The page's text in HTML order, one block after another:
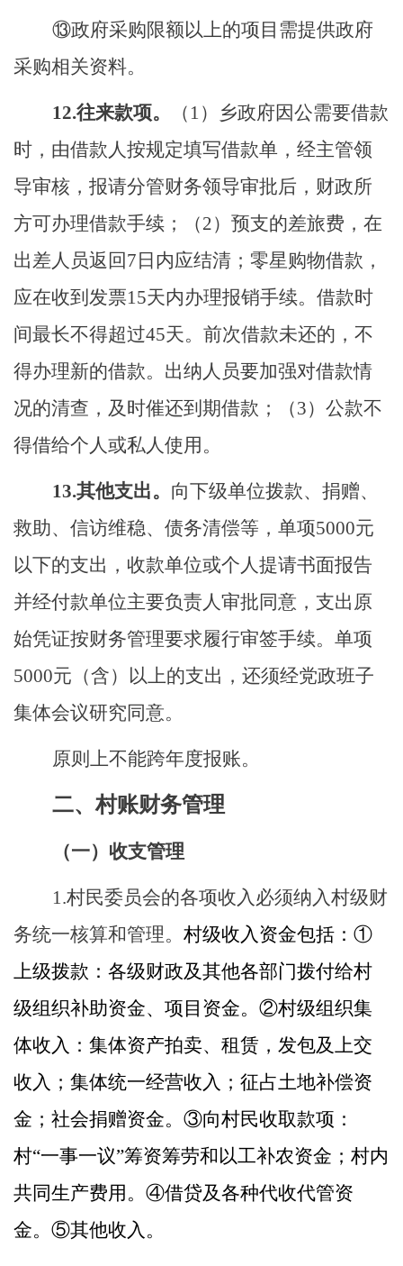
⑬政府采购限额以上的项目需提供政府
采购相关资料。
12.往来款项。 （ 1）乡政府因公需要借款
时，由借款人按规定填写借款单，经主管领
导审核，报请分管财务领导审批后，财政所
方可办理借款手续；
（2） 预支的差旅费，在
出差人员返回 7日内应结清；零星购物借款，
应在收到发票15天内办理报销手续。借款时
间最长不得超过45天。前次借款未还的，不
得办理新的借款。出纳人员要加强对借款情
况的清查，及时催还到期借款；
（3） 公款不
得借给个人或私人使用。
13.其他支出。 向下级单位拨款、捐赠、
救助、信访维稳、债务清偿等，单项5000元
以下的支出，收款单位或个人提请书面报告
并经付款单位主要负责人审批同意，支出原
始凭证按财务管理要求履行审签手续。单项
5000元 （含） 以上的支出 ， 还须经党政班子
集体会议研究同意。
原则上不能跨年度报账。
二、村账财务管理
（一）收支管理
1.村民委员会的各项收入必须纳入村级财
务统一核算和管理。 村级收入资金包括： ①
上级拨款：各级财政及其他各部门拨付给村
级组织补助资金、项目资金。②村级组织集
体收入：集体资产拍卖、租赁，发包及上交
收入；集体统一经营收入；征占土地补偿资
金；社会捐赠资金。③向村民收取款项：
村“一事一议”筹资筹劳和以工补农资金；村内
共同生产费用。④借贷及各种代收代管资
金。⑤其他收入。